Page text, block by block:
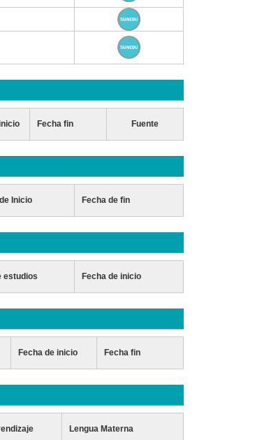
Fecha fin Fuente
Inicio Fecha de fin
estudios Fecha de inicio
Fecha de inicio Fecha fin
Lengua Materna